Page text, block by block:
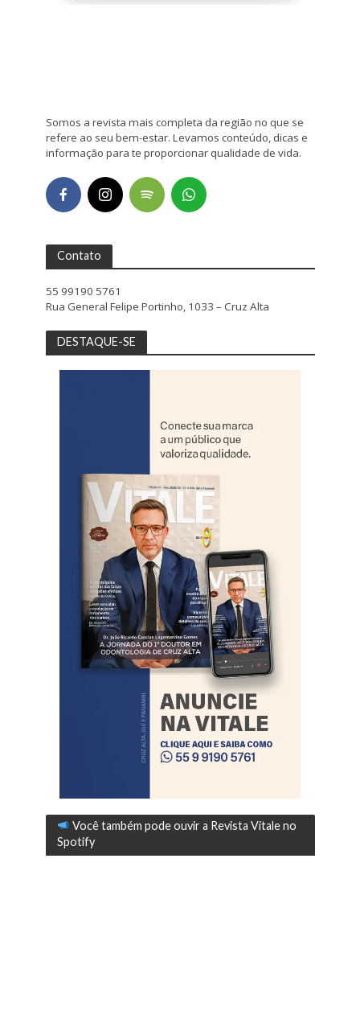
Somos a revista mais completa da região no que se
refere ao seu bem-estar. Levamos conteúdo, dicas e
informação para te proporcionar qualidade de vida.
Contato
55 99190 5761
Rua General Felipe Portinho, 1033 – Cruz Alta
DESTAQUE-SE
Você também pode ouvir a Revista Vitale no
Spotify